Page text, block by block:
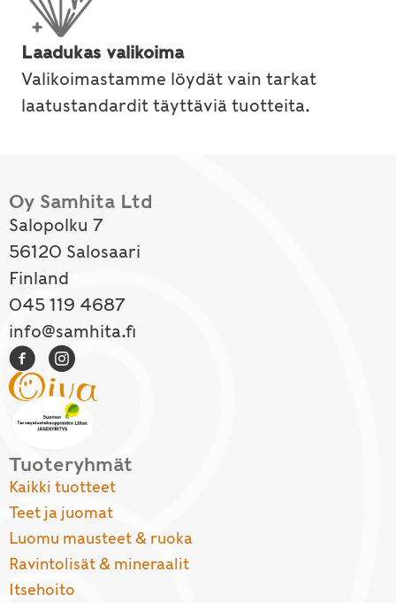
Laadukas valikoima
Valikoimastamme löydät vain tarkat
laatustandardit täyttäviä tuotteita.
Oy Samhita Ltd
Salopolku 7
56120 Salosaari
Finland
045 119 4687
info@samhita.fi
Tuoteryhmät
Kaikki tuotteet
Teet ja juomat
Luomu mausteet & ruoka
Ravintolisät & mineraalit
Itsehoito